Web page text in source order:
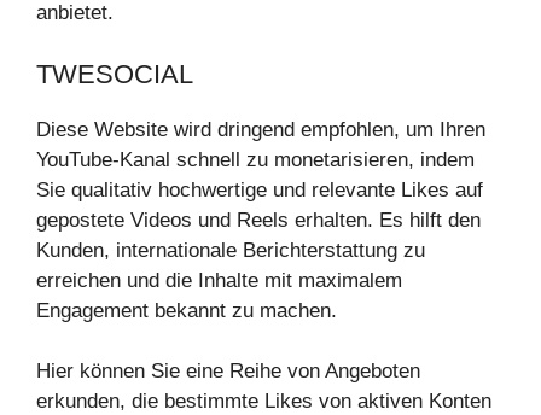
anbietet.
TWESOCIAL
Diese Website wird dringend empfohlen, um Ihren
YouTube-Kanal schnell zu monetarisieren, indem
Sie qualitativ hochwertige und relevante Likes auf
gepostete Videos und Reels erhalten. Es hilft den
Kunden, internationale Berichterstattung zu
erreichen und die Inhalte mit maximalem
Engagement bekannt zu machen.
Hier können Sie eine Reihe von Angeboten
erkunden, die bestimmte Likes von aktiven Konten